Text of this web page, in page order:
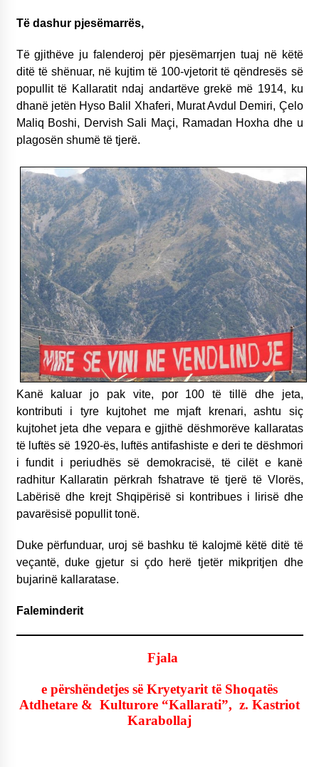
Të dashur pjesëmarrës,
Të gjithëve ju falenderoj për pjesëmarrjen tuaj në këtë
ditë të shënuar, në kujtim të 100-vjetorit të qëndresës së
popullit të Kallaratit ndaj andartëve grekë më 1914, ku
dhanë jetën Hyso Balil Xhaferi, Murat Avdul Demiri, Çelo
Maliq Boshi, Dervish Sali Maçi, Ramadan Hoxha dhe u
plagosën shumë të tjerë.
Kanë kaluar jo pak vite, por 100 të tillë dhe jeta,
kontributi i tyre kujtohet me mjaft krenari, ashtu siç
kujtohet jeta dhe vepara e gjithë dëshmorëve kallaratas
të luftës së 1920-ës, luftës antifashiste e deri te dëshmori
i fundit i periudhës së demokracisë, të cilët e kanë
radhitur Kallaratin përkrah fshatrave të tjerë të Vlorës,
Labërisë dhe krejt Shqipërisë si kontribues i lirisë dhe
pavarësisë popullit tonë.
Duke përfunduar, uroj së bashku të kalojmë këtë ditë të
veçantë, duke gjetur si çdo herë tjetër mikpritjen dhe
bujarinë kallaratase.
Faleminderit
Fjala
e përshëndetjes së Kryetyarit të Shoqatës
Atdhetare & Kulturore “Kallarati”, z. Kastriot
Karabollaj